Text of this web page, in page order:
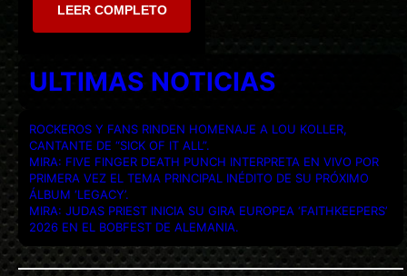
LEER COMPLETO
ULTIMAS NOTICIAS
ROCKEROS Y FANS RINDEN HOMENAJE A LOU KOLLER,
CANTANTE DE “SICK OF IT ALL”.
MIRA: FIVE FINGER DEATH PUNCH INTERPRETA EN VIVO POR
PRIMERA VEZ EL TEMA PRINCIPAL INÉDITO DE SU PRÓXIMO
ÁLBUM ‘LEGACY’.
MIRA: JUDAS PRIEST INICIA SU GIRA EUROPEA ‘FAITHKEEPERS’
2026 EN EL BOBFEST DE ALEMANIA.